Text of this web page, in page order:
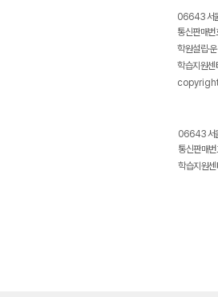
06643 서
통신판매
학원설립·
학습지원
06643 서
통신판매
학습지원